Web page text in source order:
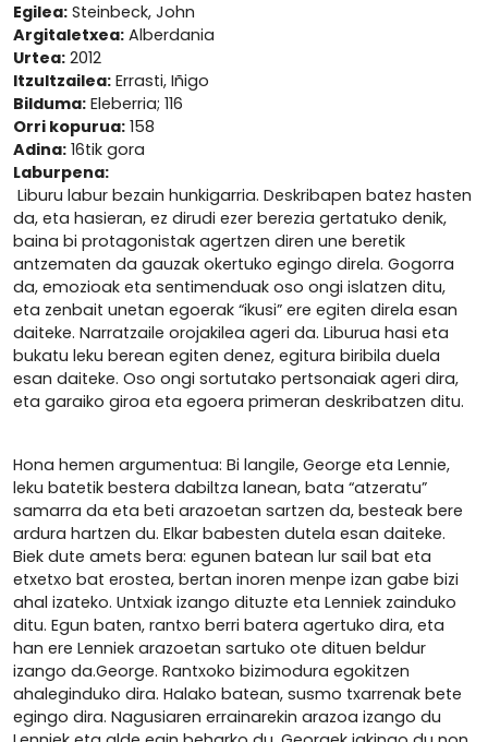
Egilea: Steinbeck, John
Argitaletxea: Alberdania
Urtea: 2012
Itzultzailea: Errasti, Iñigo
Bilduma: Eleberria; 116
Orri kopurua: 158
Adina: 16tik gora
Laburpena:
Liburu labur bezain hunkigarria. Deskribapen batez hasten
da, eta hasieran, ez dirudi ezer berezia gertatuko denik,
baina bi protagonistak agertzen diren une beretik
antzematen da gauzak okertuko egingo direla. Gogorra
da, emozioak eta sentimenduak oso ongi islatzen ditu,
eta zenbait unetan egoerak “ikusi” ere egiten direla esan
daiteke. Narratzaile orojakilea ageri da. Liburua hasi eta
bukatu leku berean egiten denez, egitura biribila duela
esan daiteke. Oso ongi sortutako pertsonaiak ageri dira,
eta garaiko giroa eta egoera primeran deskribatzen ditu.
Hona hemen argumentua: Bi langile, George eta Lennie,
leku batetik bestera dabiltza lanean, bata “atzeratu”
samarra da eta beti arazoetan sartzen da, besteak bere
ardura hartzen du. Elkar babesten dutela esan daiteke.
Biek dute amets bera: egunen batean lur sail bat eta
etxetxo bat erostea, bertan inoren menpe izan gabe bizi
ahal izateko. Untxiak izango dituzte eta Lenniek zainduko
ditu. Egun baten, rantxo berri batera agertuko dira, eta
han ere Lenniek arazoetan sartuko ote dituen beldur
izango da.George. Rantxoko bizimodura egokitzen
ahaleginduko dira. Halako batean, susmo txarrenak bete
egingo dira. Nagusiaren errainarekin arazoa izango du